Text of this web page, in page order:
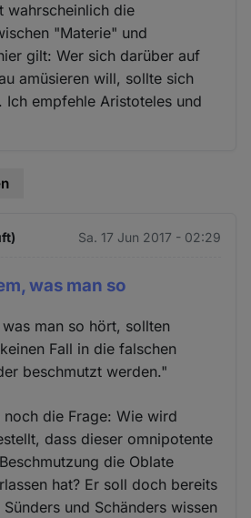
wahrscheinlich die
"Materie" und
gilt: Wer sich darüber auf
amüsieren will, sollte sich
Ich empfehle Aristoteles und
Sa. 17 Jun 2017 - 02:29
was man so
man so hört, sollten
Fall in die falschen
beschmutzt werden."
die Frage: Wie wird
dass dieser omnipotente
die Oblate
hat? Er soll doch bereits
und Schänders wissen